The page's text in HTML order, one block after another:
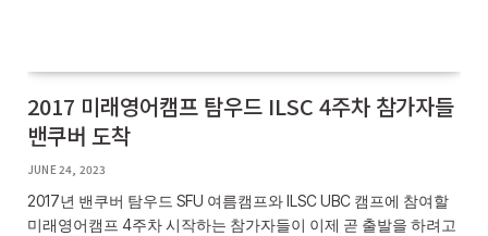
2017 미래영어캠프 탐우드 ILSC 4주차 참가자들
밴쿠버 도착
JUNE 24, 2023
2017년 밴쿠버 탐우드 SFU 여름캠프와 ILSC UBC 캠프에 참여할
미래영어캠프 4주차 시작하는 참가자들이 이제 곧 출발을 하려고